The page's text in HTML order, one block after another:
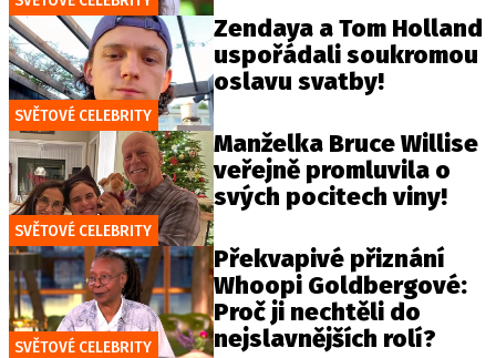
SVĚTOVÉ CELEBRITY
Zendaya a Tom Holland
uspořádali soukromou
oslavu svatby!
SVĚTOVÉ CELEBRITY
Manželka Bruce Willise
veřejně promluvila o
svých pocitech viny!
SVĚTOVÉ CELEBRITY
Překvapivé přiznání
Whoopi Goldbergové:
Proč ji nechtěli do
nejslavnějších rolí?